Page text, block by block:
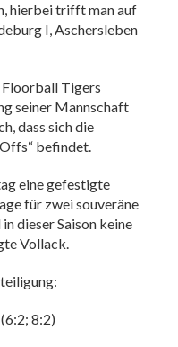
hierbei trifft man auf
I, Aschersleben
Tigers
seiner Mannschaft
dass sich die
befindet.
eine gefestigte
für zwei souveräne
dieser Saison keine
Vollack.
8:2)